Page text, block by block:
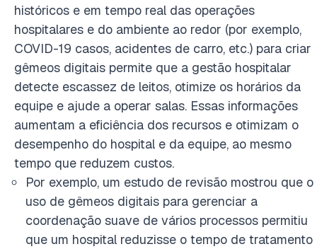
históricos e em tempo real das operações
hospitalares e do ambiente ao redor (por exemplo,
COVID-19 casos, acidentes de carro, etc.) para criar
gêmeos digitais permite que a gestão hospitalar
detecte escassez de leitos, otimize os horários da
equipe e ajude a operar salas. Essas informações
aumentam a eficiência dos recursos e otimizam o
desempenho do hospital e da equipe, ao mesmo
tempo que reduzem custos.
Por exemplo, um estudo de revisão mostrou que o
uso de gêmeos digitais para gerenciar a
coordenação suave de vários processos permitiu
que um hospital reduzisse o tempo de tratamento